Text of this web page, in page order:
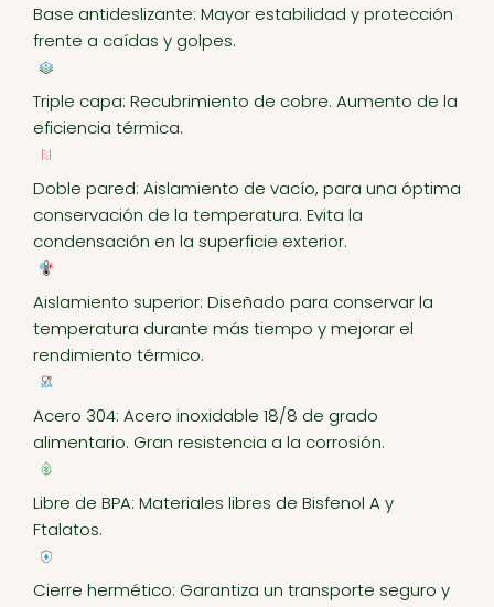
Base antideslizante: Mayor estabilidad y protección
frente a caídas y golpes.
Triple capa: Recubrimiento de cobre. Aumento de la
eficiencia térmica.
Doble pared: Aislamiento de vacío, para una óptima
conservación de la temperatura. Evita la
condensación en la superficie exterior.
Aislamiento superior: Diseñado para conservar la
temperatura durante más tiempo y mejorar el
rendimiento térmico.
Acero 304: Acero inoxidable 18/8 de grado
alimentario. Gran resistencia a la corrosión.
Libre de BPA: Materiales libres de Bisfenol A y
Ftalatos.
Cierre hermético: Garantiza un transporte seguro y